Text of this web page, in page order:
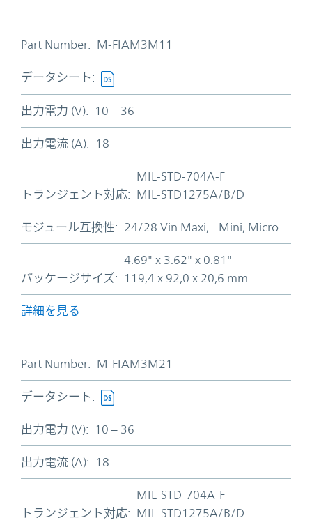
Part Number: M-FIAM3M11
データシート:
出力電力 (V): 10 – 36
出力電流 (A): 18
トランジェント対応:
MIL-STD-704A-F
MIL-STD1275A/B/D
モジュール互換性: 24/28 Vin Maxi, Mini, Micro
パッケージサイズ:
4.69" x 3.62" x 0.81"
119,4 x 92,0 x 20,6 mm
詳細を見る
Part Number: M-FIAM3M21
データシート:
出力電力 (V): 10 – 36
出力電流 (A): 18
トランジェント対応:
MIL-STD-704A-F
MIL-STD1275A/B/D